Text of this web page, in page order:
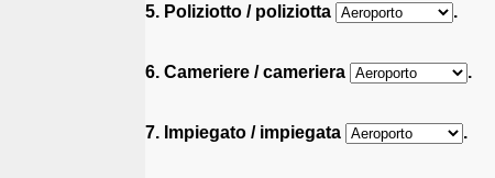
5. Poliziotto / poliziotta .
6. Cameriere / cameriera .
7. Impiegato / impiegata .